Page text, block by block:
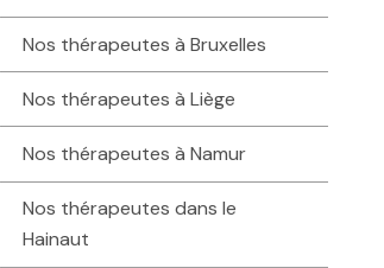
Nos thérapeutes à Bruxelles
Nos thérapeutes à Liège
Nos thérapeutes à Namur
Nos thérapeutes dans le
Hainaut